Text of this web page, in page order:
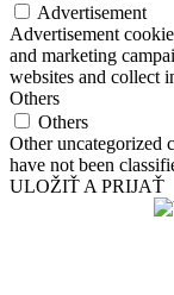
Advertisement
Advertisement
and marketing
websites and collect
Others
Others
Other uncategorized
have not been
ULOŽIŤ A PRIJAŤ